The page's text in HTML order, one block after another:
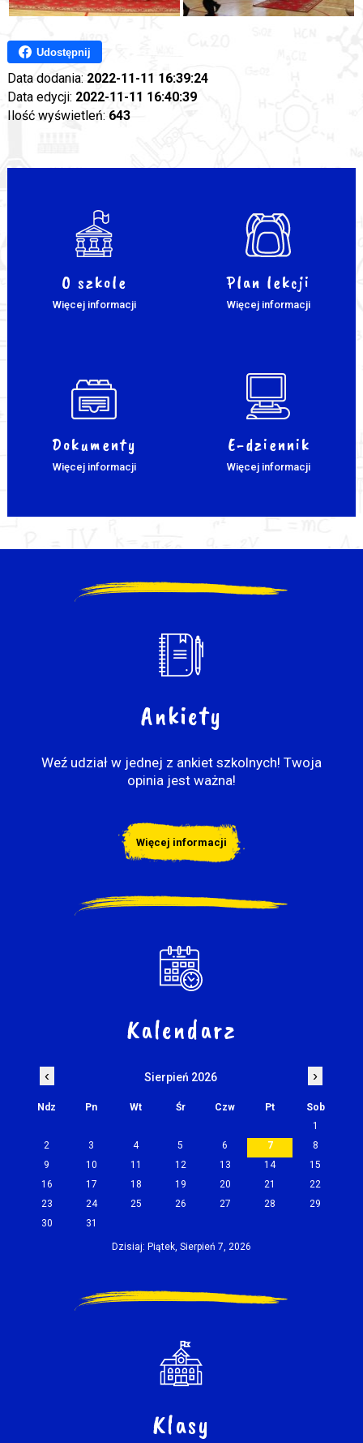
Udostępnij
Data dodania: 2022-11-11 16:39:24
Data edycji: 2022-11-11 16:40:39
Ilość wyświetleń: 643
O szkole
Więcej informacji
Plan lekcji
Więcej informacji
Dokumenty
Więcej informacji
E-dziennik
Więcej informacji
Ankiety
Weź udział w jednej z ankiet szkolnych! Twoja
opinia jest ważna!
Więcej informacji
Kalendarz
‹ Sierpień 2026 ›
Ndz Pn Wt Śr Czw Pt
Sob
1
2
3 4 5 6 7
8
9
10 11 12 13 14
15
16
17 18 19 20 21
22
23
24 25 26 27 28
29
30
31
Dzisiaj: Piątek, Sierpień 7, 2026
Klasy